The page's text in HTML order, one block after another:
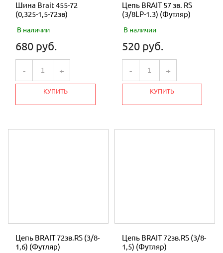
Шина Brait 455-72
(0,325-1,5-72зв)
В наличии
680 руб.
- +
КУПИТЬ
Цепь BRAIT 57 зв. RS
(3/8LP-1.3) (Футляр)
В наличии
520 руб.
- +
КУПИТЬ
Цепь BRAIT 72зв.RS (3/8-
1,6) (Футляр)
Цепь BRAIT 72зв.RS (3/8-
1,5) (Футляр)